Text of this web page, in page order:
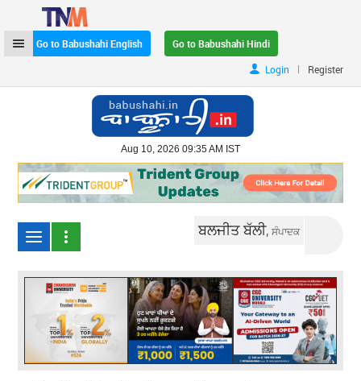
Go to Babushahi English
Go to Babushahi Hindi
Login
| Register
Aug 10, 2026 09:35 AM IST
ਬਲਜੀਤ ਬੱਲੀ,ਸੰਪਾਦਕ